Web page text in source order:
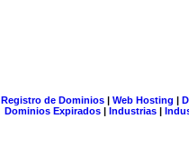
Registro de Dominios| Web Hosting |
Dominios Expirados | Industrias |